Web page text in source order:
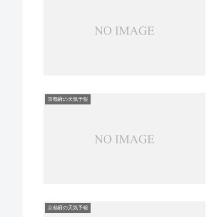
京都府の天気予報
京都府の天気予報